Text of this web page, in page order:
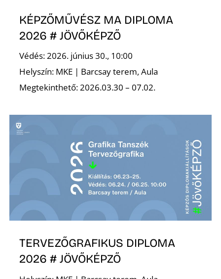
KÉPZŐMŰVÉSZ MA DIPLOMA
2026 # JÖVŐKÉPZŐ
Védés: 2026. június 30., 10:00
Helyszín: MKE | Barcsay terem, Aula
Megtekinthető: 2026.03.30 – 07.02.
TERVEZŐGRAFIKUS DIPLOMA
2026 # JÖVŐKÉPZŐ